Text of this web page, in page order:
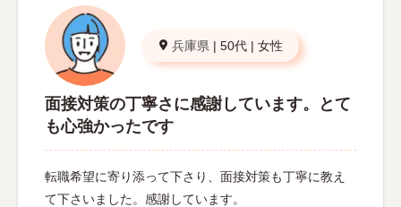
兵庫県 | 50代 | 女性
面接対策の丁寧さに感謝しています。とて
も心強かったです
転職希望に寄り添って下さり、面接対策も丁寧に教え
て下さいました。感謝しています。